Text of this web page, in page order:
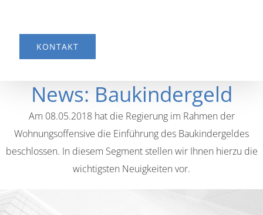
KONTAKT
News: Baukindergeld
Am 08.05.2018 hat die Regierung im Rahmen der
Wohnungsoffensive die Einführung des Baukindergeldes
beschlossen. In diesem Segment stellen wir Ihnen hierzu die
wichtigsten Neuigkeiten vor.